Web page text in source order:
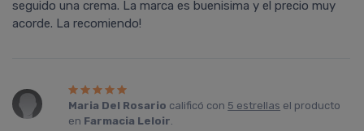
seguido una crema. La marca es buenisima y el precio muy
acorde. La recomiendo!
Maria Del Rosario calificó con 5 estrellas el producto
en Farmacia Leloir.